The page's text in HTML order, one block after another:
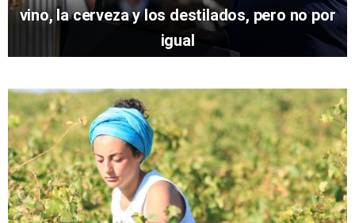
vino, la cerveza y los destilados, pero no por
igual